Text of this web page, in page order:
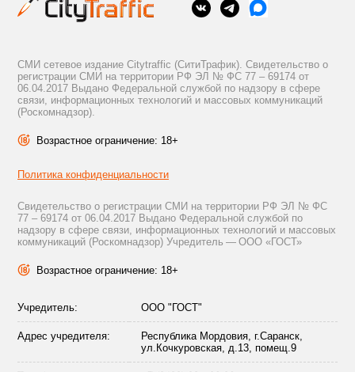
СМИ сетевое издание Citytraffic (СитиТрафик). Свидетельство о
регистрации СМИ на территории РФ ЭЛ № ФС 77 – 69174 от
06.04.2017 Выдано Федеральной службой по надзору в сфере
связи, информационных технологий и массовых коммуникаций
(Роскомнадзор).
Возрастное ограничение: 18+
Политика конфиденциальности
Свидетельство о регистрации СМИ на территории РФ ЭЛ № ФС
77 – 69174 от 06.04.2017 Выдано Федеральной службой по
надзору в сфере связи, информационных технологий и массовых
коммуникаций (Роскомнадзор) Учредитель — ООО «ГОСТ»
Возрастное ограничение: 18+
Учредитель: ООО "ГОСТ"
Адрес учредителя:
Республика Мордовия, г.Саранск,
ул.Кочкуровская, д.13, помещ.9